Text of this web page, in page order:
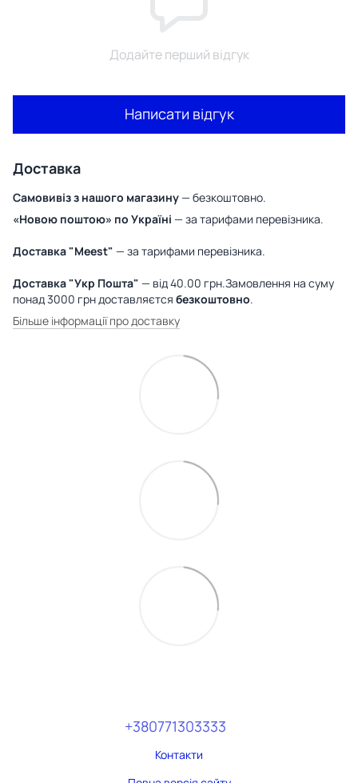
Додайте перший відгук
Написати відгук
Доставка
Самовивіз з нашого магазину— безкоштовно.
«Новою поштою» по Україні — за тарифами перевізника.
Доставка "Meest" — за тарифами перевізника.
Доставка "Укр Пошта" — від 40.00 грн.Замовлення на суму
понад 3000 грн доставляєтся безкоштовно.
Більше інформації про доставку
+380771303333
Контакти